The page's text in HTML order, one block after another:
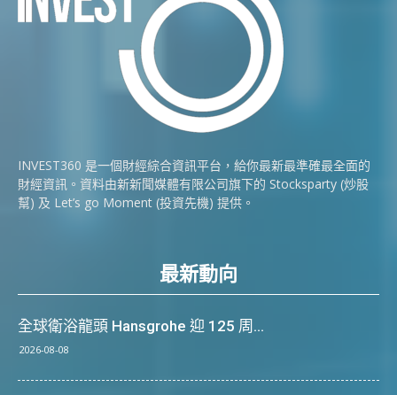
INVEST360 是一個財經綜合資訊平台，給你最新最準確最全面的
財經資訊。資料由新新聞媒體有限公司旗下的 Stocksparty (炒股
幫) 及 Let’s go Moment (投資先機) 提供。
最新動向
全球衛浴龍頭 Hansgrohe 迎 125 周...
2026-08-08